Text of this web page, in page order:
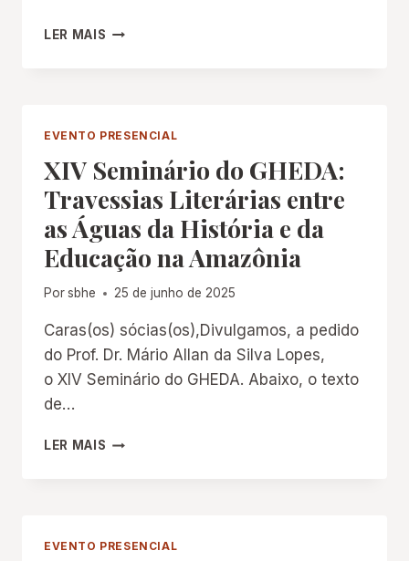
LER MAIS ABERTURA
EDUCAÇÃO,
PATRIMÔNIO
EDUCATIVO
&
II
SIMPÓSIO
EVENTO PRESENCIAL
XIV Seminário do GHEDA:
Travessias Literárias entre
as Águas da História e da
Educação na Amazônia
Porsbhe 25 de junho de 2025
Caras(os) sócias(os),Divulgamos, a pedido
do Prof. Dr. Mário Allan da Silva Lopes,
o XIV Seminário do GHEDA. Abaixo, o texto
de…
LER MAIS XIV
EVENTO PRESENCIAL